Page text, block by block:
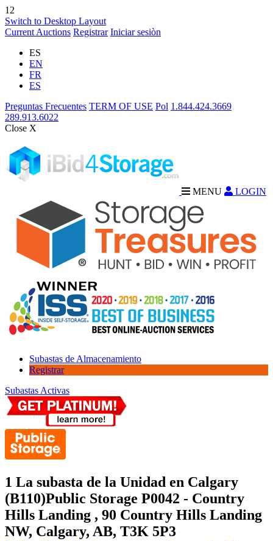
12
Switch to Desktop Layout
Current Auctions Registrar Iniciar sesiòn
ES
EN
FR
ES
Preguntas Frecuentes TERM OF USE Pol 1.844.424.3669
289.913.6022
Close X
MENU LOGIN
Subastas de Almacenamiento
Registrar
Subastas Activas
1 La subasta de la Unidad en Calgary
(B110)Public Storage P0042 - Country
Hills Landing , 90 Country Hills Landing
NW, Calgary, AB, T3K 5P3